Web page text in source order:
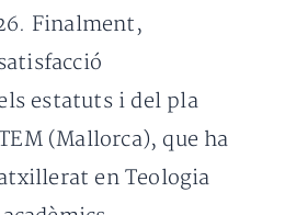
Finalment,
estatuts i del pla
(Mallorca), que ha
en Teologia